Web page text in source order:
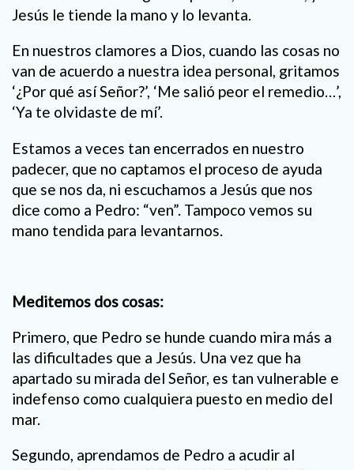
Jesús le tiende la mano y lo levanta.
En nuestros clamores a Dios, cuando las cosas no
van de acuerdo a nuestra idea personal, gritamos
‘¿Por qué así Señor?’, ‘Me salió peor el remedio…’,
‘Ya te olvidaste de mí’.
Estamos a veces tan encerrados en nuestro
padecer, que no captamos el proceso de ayuda
que se nos da, ni escuchamos a Jesús que nos
dice como a Pedro: “ven”. Tampoco vemos su
mano tendida para levantarnos.
Meditemos dos cosas:
Primero, que Pedro se hunde cuando mira más a
las dificultades que a Jesús. Una vez que ha
apartado su mirada del Señor, es tan vulnerable e
indefenso como cualquiera puesto en medio del
mar.
Segundo, aprendamos de Pedro a acudir al